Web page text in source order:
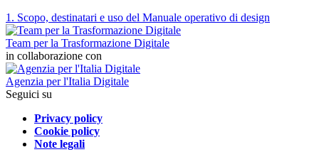
1. Scopo, destinatari e uso del Manuale operativo di design
Team per la Trasformazione Digitale
in collaborazione con
Agenzia per l'Italia Digitale
Seguici su
Privacy policy
Cookie policy
Note legali